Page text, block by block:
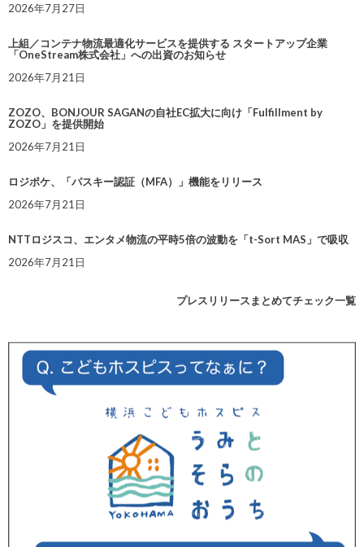
2026年7月27日
上組／コンテナ物流最適化サービスを提供する スタートアップ企業
「OneStream株式会社」への出資のお知らせ
2026年7月21日
ZOZO、BONJOUR SAGANの自社EC拡大に向け「Fulfillment by
ZOZO」を提供開始
2026年7月21日
ロジポケ、「パスキー認証（MFA）」機能をリリース
2026年7月21日
NTTロジスコ、エンタメ物流の平時5倍の波動を「t-Sort MAS」で吸収
2026年7月21日
プレスリリースまとめてチェック一覧